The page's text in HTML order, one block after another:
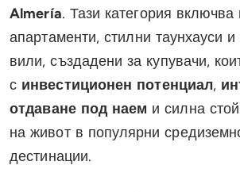
Almería. Тази категория
апартаменти, стилни таунхауси
вили, създадени за купувачи,
с инвестиционен потенциал,
отдаване под наем и силна
на живот в популярни
дестинации.